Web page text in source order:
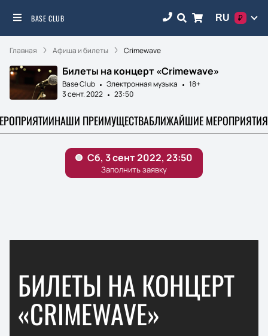
BASE CLUB RU ₽
Главная Афиша и билеты Crimewave
Билеты на концерт «Crimewave»
Base Club Электронная музыка
18+
3 сент. 2022
23:50
НАШИ ПРЕИМУЩЕСТВАБЛИЖАЙШИЕ МЕРОПРИЯТИЯ
БИЛЕТЫ НА КОНЦЕРТ
«CRIMEWAVE»